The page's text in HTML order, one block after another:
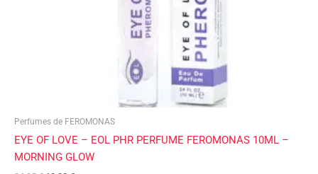
Perfumes de FEROMONAS
EYE OF LOVE – EOL PHR PERFUME FEROMONAS 10ML –
MORNING GLOW